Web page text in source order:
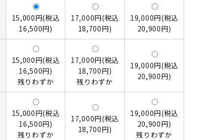
15,000円(税込
16,500円)
17,000円(税込
18,700円)
19,000円(税込
20,900円)
15,000円(税込
16,500円)
残りわずか
17,000円(税込
18,700円)
残りわずか
19,000円(税込
20,900円)
15,000円(税込
16,500円)
残りわずか
17,000円(税込
18,700円)
19,000円(税込
20,900円)
残りわずか